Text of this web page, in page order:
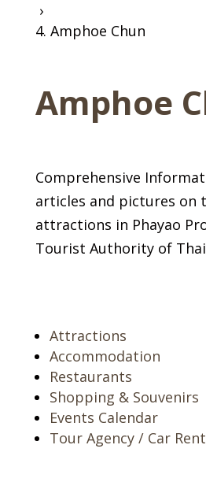
›
Amphoe Chun
Amphoe
Comprehensive
articles and pictures on
attractions in Phayao
Tourist Authority of
Attractions
Accommodation
Restaurants
Shopping & Souvenirs
Events Calendar
Tour Agency / Car